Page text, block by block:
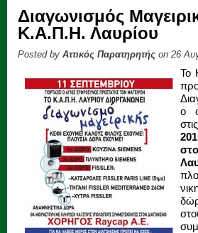
Διαγωνισμός
Κ.Α.Π.Η. Λαυρίου
Posted by Αττικός Παρατηρητής on 26
Το
ο